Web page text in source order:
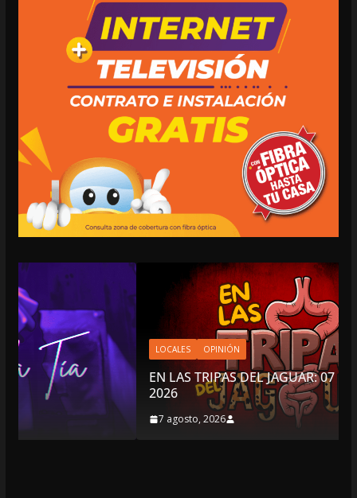
LOCALES OPINIÓN
EN LAS TRIPAS DEL JAGUAR: 07 DE AGOSTO DE
2026
7 agosto, 2026